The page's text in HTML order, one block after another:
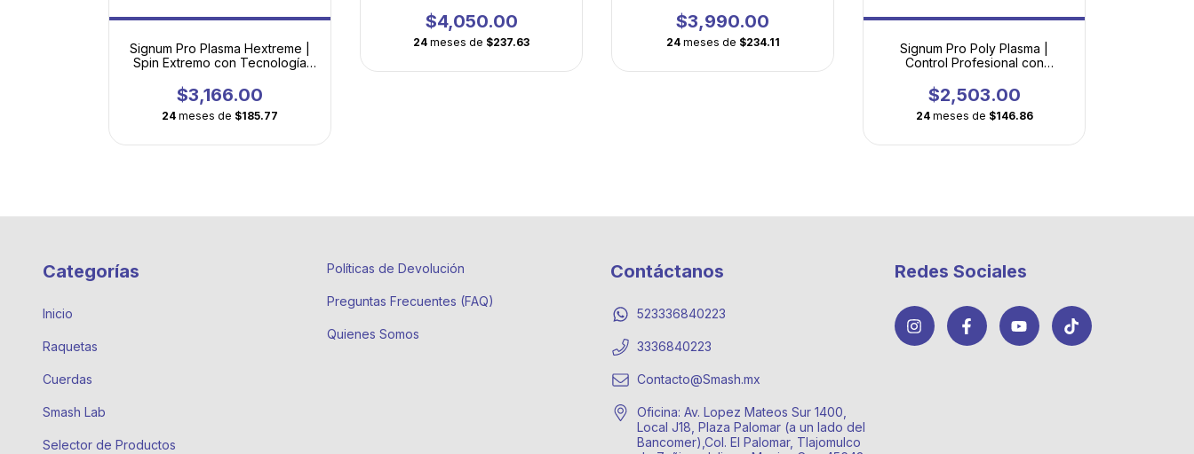
Signum Pro Plasma Hextreme |
Spin Extremo con Tecnología
$3,166.00
24 meses de $185.77
$4,050.00
24 meses de $237.63
$3,990.00
24 meses de $234.11
Signum Pro Poly Plasma |
Control Profesional con
$2,503.00
24 meses de $146.86
Categorías
Inicio
Raquetas
Cuerdas
Smash Lab
Selector de Productos
Políticas de Devolución
Preguntas Frecuentes (FAQ)
Quienes Somos
Contáctanos
523336840223
3336840223
Contacto@Smash.mx
Oficina: Av. Lopez Mateos Sur 1400,
Local J18, Plaza Palomar (a un lado del
Bancomer),Col. El Palomar, Tlajomulco
Redes Sociales